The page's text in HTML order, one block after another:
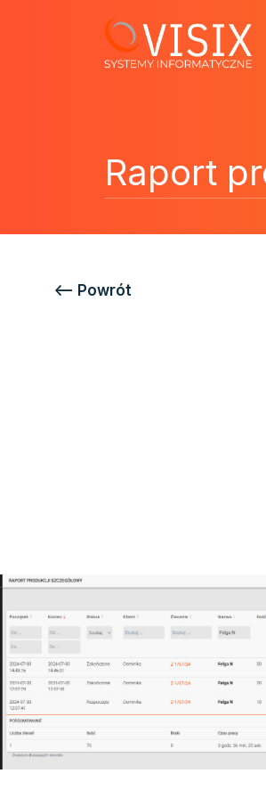
Raport
<—– Powrót